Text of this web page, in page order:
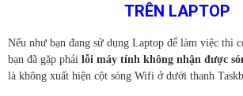
TRÊN LAPTOP
Nếu như bạn đang sử dụng Laptop để làm việc thì
bạn đã gặp phải lỗi máy tính không nhận được
là không xuất hiện cột sóng Wifi ở dưới thanh